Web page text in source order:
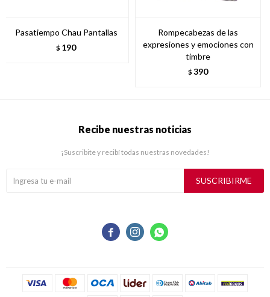
Pasatiempo Chau Pantallas
$ 190
Rompecabezas de las
expresiones y emociones con
timbre
$ 390
  
Recibe nuestras noticias
¡Suscribite y recibí todas nuestras novedades!
SUSCRIBIRME